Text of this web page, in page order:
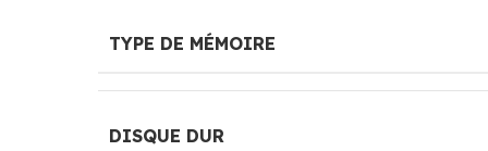
TYPE DE MÉMOIRE
DISQUE DUR